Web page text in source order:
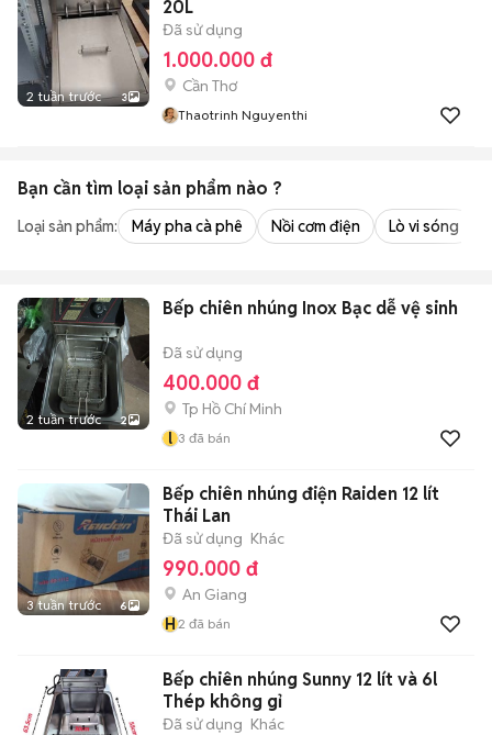
2 tuần trước 3
20L
Đã sử dụng
1.000.000 đ
Cần Thơ
Thaotrinh Nguyenthi
Bạn cần tìm loại sản phẩm nào ?
Loại sản phẩm: Máy pha cà phê Nồi cơm điện Lò vi sóng
2 tuần trước 2
Bếp chiên nhúng Inox Bạc dễ vệ sinh
Đã sử dụng
400.000 đ
Tp Hồ Chí Minh
l 3 đã bán
3 tuần trước 6
Bếp chiên nhúng điện Raiden 12 lít
Thái Lan
Đã sử dụng Khác
990.000 đ
An Giang
H2 đã bán
Bếp chiên nhúng Sunny 12 lít và 6l
Thép không gỉ
Đã sử dụng Khác